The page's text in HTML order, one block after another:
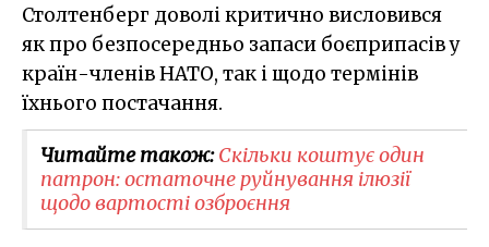
Столтенберг доволі критично висловився
як про безпосередньо запаси боєприпасів у
країн-членів НАТО, так і щодо термінів
їхнього постачання.
Читайте також:Скільки коштує один
патрон: остаточне руйнування ілюзії
щодо вартості озброєння